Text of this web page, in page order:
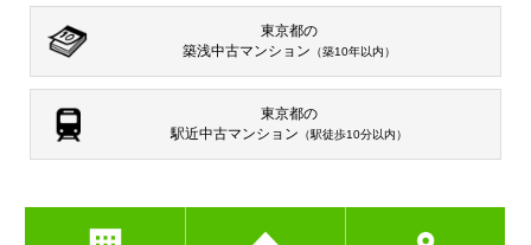
東京都の
築浅中古マンション （築10年以内）
東京都の
駅近中古マンション （駅徒歩10分以内）